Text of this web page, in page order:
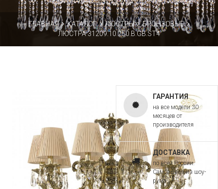
ГЛАВНАЯ КАТАЛОГ ЛЮСТРЫ
БРОНЗОВЫЕ
ЛЮСТРА 31209.10.250.B.GB.ST4
ГАРАНТИЯ
на все модели 30
месяцев от
производителя
ДОСТАВКА
по всей России.
Самовывоз из шоу-
рума